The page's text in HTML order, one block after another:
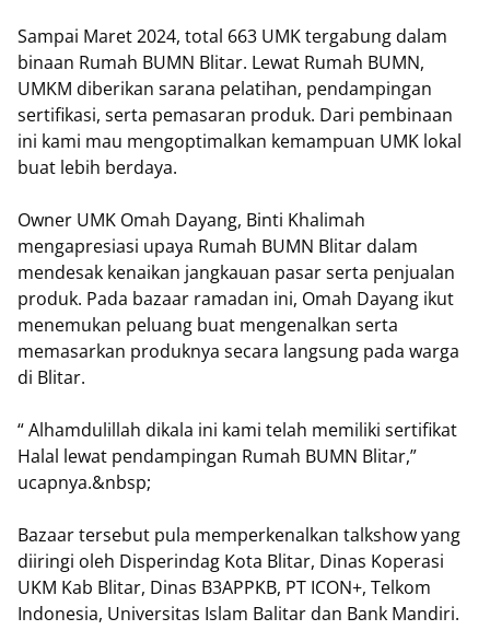
Sampai Maret 2024, total 663 UMK tergabung dalam
binaan Rumah BUMN Blitar. Lewat Rumah BUMN,
UMKM diberikan sarana pelatihan, pendampingan
sertifikasi, serta pemasaran produk. Dari pembinaan
ini kami mau mengoptimalkan kemampuan UMK lokal
buat lebih berdaya.
Owner UMK Omah Dayang, Binti Khalimah
mengapresiasi upaya Rumah BUMN Blitar dalam
mendesak kenaikan jangkauan pasar serta penjualan
produk. Pada bazaar ramadan ini, Omah Dayang ikut
menemukan peluang buat mengenalkan serta
memasarkan produknya secara langsung pada warga
di Blitar.
“ Alhamdulillah dikala ini kami telah memiliki sertifikat
Halal lewat pendampingan Rumah BUMN Blitar,”
ucapnya.&nbsp;
Bazaar tersebut pula memperkenalkan talkshow yang
diiringi oleh Disperindag Kota Blitar, Dinas Koperasi
UKM Kab Blitar, Dinas B3APPKB, PT ICON+, Telkom
Indonesia, Universitas Islam Balitar dan Bank Mandiri.